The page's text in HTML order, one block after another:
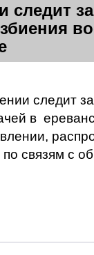
следит
в
связям с